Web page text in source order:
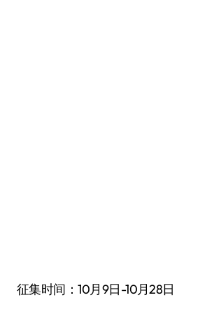
征集时间：10月9日-10月28日